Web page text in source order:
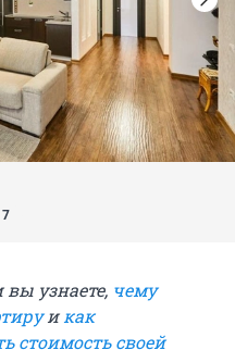
7
вы узнаете, чему
икак
стоимость своей